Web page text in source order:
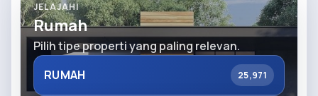
JELAJAHI
Rumah
Pilih tipe properti yang paling relevan.
RUMAH
25,971